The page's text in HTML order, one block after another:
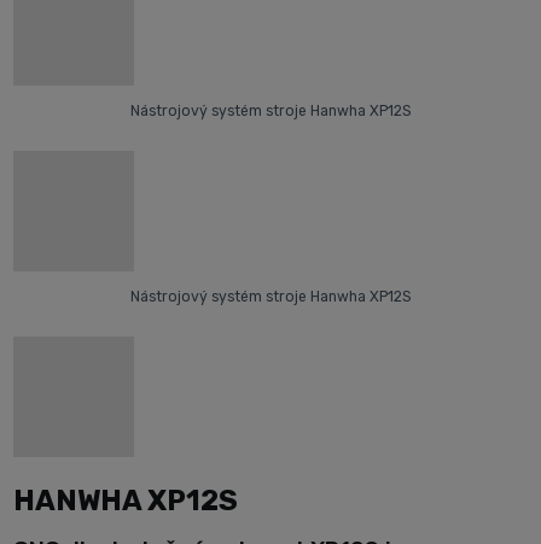
Nástrojový systém stroje Hanwha XP12S
Nástrojový systém stroje Hanwha XP12S
HANWHA XP12S